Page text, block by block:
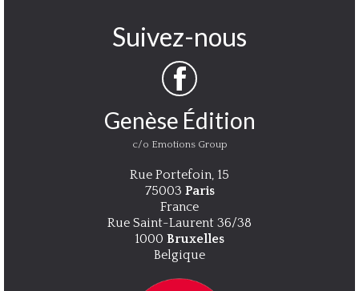
Suivez-nous
Genèse Édition
c/o Emotions Group
Rue Portefoin, 15
75003 Paris
France
Rue Saint-Laurent 36/38
1000 Bruxelles
Belgique